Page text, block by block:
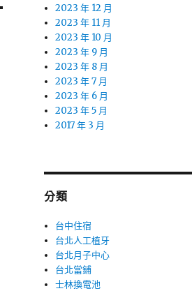
2023 年 12 月
2023 年 11 月
2023 年 10 月
2023 年 9 月
2023 年 8 月
2023 年 7 月
2023 年 6 月
2023 年 5 月
2017 年 3 月
分類
台中住宿
台北人工植牙
台北月子中心
台北當鋪
士林換電池